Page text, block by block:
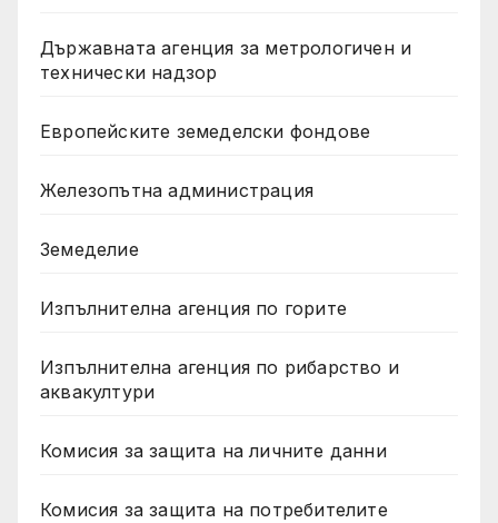
Държавната агенция за метрологичен и
технически надзор
Европейските земеделски фондове
Железопътна администрация
Земеделие
Изпълнителна агенция по горите
Изпълнителна агенция по рибарство и
аквакултури
Комисия за защита на личните данни
Комисия за защита на потребителите